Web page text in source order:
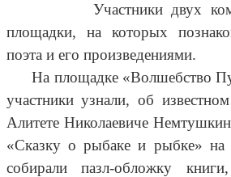
Участники двух
площадки, на которых
поэта и его произведениями.
На площадке «Волшебство
участники узнали, об
Алитете Николаевиче
«Сказку о рыбаке и рыбке» на
собирали пазл-обложку